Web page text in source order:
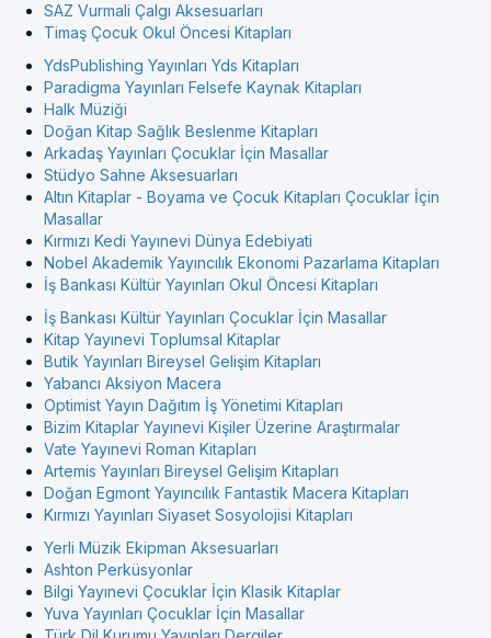
SAZ Vurmali Çalgı Aksesuarları
Timaş Çocuk Okul Öncesi Kitapları
YdsPublishing Yayınları Yds Kitapları
Paradigma Yayınları Felsefe Kaynak Kitapları
Halk Müziği
Doğan Kitap Sağlık Beslenme Kitapları
Arkadaş Yayınları Çocuklar İçin Masallar
Stüdyo Sahne Aksesuarları
Altın Kitaplar - Boyama ve Çocuk Kitapları Çocuklar İçin
Masallar
Kırmızı Kedi Yayınevi Dünya Edebiyati
Nobel Akademik Yayıncılık Ekonomi Pazarlama Kitapları
İş Bankası Kültür Yayınları Okul Öncesi Kitapları
İş Bankası Kültür Yayınları Çocuklar İçin Masallar
Kitap Yayınevi Toplumsal Kitaplar
Butik Yayınları Bireysel Gelişim Kitapları
Yabancı Aksiyon Macera
Optimist Yayın Dağıtım İş Yönetimi Kitapları
Bizim Kitaplar Yayınevi Kişiler Üzerine Araştırmalar
Vate Yayınevi Roman Kitapları
Artemis Yayınları Bireysel Gelişim Kitapları
Doğan Egmont Yayıncılık Fantastik Macera Kitapları
Kırmızı Yayınları Siyaset Sosyolojisi Kitapları
Yerli Müzik Ekipman Aksesuarları
Ashton Perküsyonlar
Bilgi Yayınevi Çocuklar İçin Klasik Kitaplar
Yuva Yayınları Çocuklar İçin Masallar